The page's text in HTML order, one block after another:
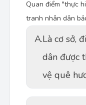
Quan điểm "thực
tranh nhân dân
A.Là cơ sở,
dân được
vệ quê